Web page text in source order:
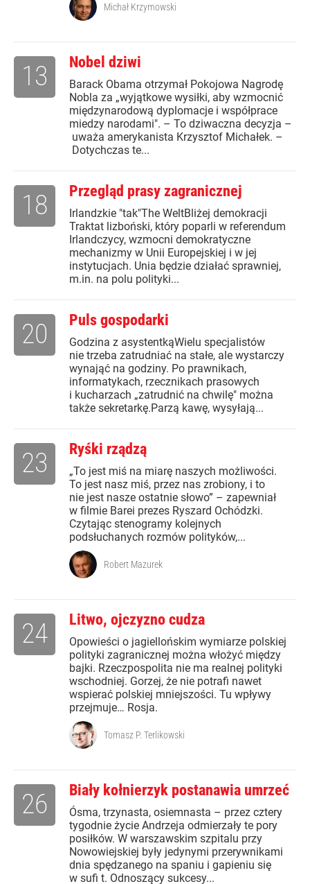
Michał Krzymowski
Nobel dziwi
Barack Obama otrzymał Pokojowa Nagrodę
Nobla za „wyjątkowe wysiłki, aby wzmocnić
międzynarodową dyplomacje i współprace
miedzy narodami". – To dziwaczna decyzja –
uważa amerykanista Krzysztof Michałek. –
Dotychczas te...
13
Przegląd prasy zagranicznej
Irlandzkie "tak"The WeltBliżej demokracji
Traktat lizboński, który poparli w referendum
Irlandczycy, wzmocni demokratyczne
mechanizmy w Unii Europejskiej i w jej
instytucjach. Unia będzie działać sprawniej,
m.in. na polu polityki...
18
Puls gospodarki
Godzina z asystentkąWielu specjalistów
nie trzeba zatrudniać na stałe, ale wystarczy
wynająć na godziny. Po prawnikach,
informatykach, rzecznikach prasowych
i kucharzach „zatrudnić na chwilę" można
także sekretarkę.Parzą kawę, wysyłają...
20
Ryśki rządzą
„To jest miś na miarę naszych możliwości.
To jest nasz miś, przez nas zrobiony, i to
nie jest nasze ostatnie słowo” – zapewniał
w filmie Barei prezes Ryszard Ochódzki.
Czytając stenogramy kolejnych
podsłuchanych rozmów polityków,...
23
Robert Mazurek
Litwo, ojczyzno cudza
Opowieści o jagiellońskim wymiarze polskiej
polityki zagranicznej można włożyć między
bajki. Rzeczpospolita nie ma realnej polityki
wschodniej. Gorzej, że nie potrafi nawet
wspierać polskiej mniejszości. Tu wpływy
przejmuje… Rosja.
24
Tomasz P. Terlikowski
Biały kołnierzyk postanawia umrzeć
Ósma, trzynasta, osiemnasta – przez cztery
tygodnie życie Andrzeja odmierzały te pory
posiłków. W warszawskim szpitalu przy
Nowowiejskiej były jedynymi przerywnikami
dnia spędzanego na spaniu i gapieniu się
w sufi t. Odnoszący sukcesy...
26